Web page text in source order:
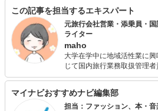
この記事を担当するエキスパート
元旅行会社営業・添乗員・
ライター
maho
大学在学中に地域活性業に
じて国内旅行業務取扱管理
後も地域の活性化に貢献し
渡航先はヨーロッパが多い。
も、旅行好きの夫と二人で旅
マイナビおすすめナビ編集部
担当：ファッション、本・